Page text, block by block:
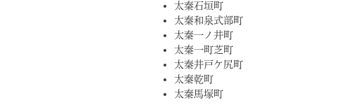
太秦石垣町
太秦和泉式部町
太秦一ノ井町
太秦一町芝町
太秦井戸ケ尻町
太秦乾町
太秦馬塚町